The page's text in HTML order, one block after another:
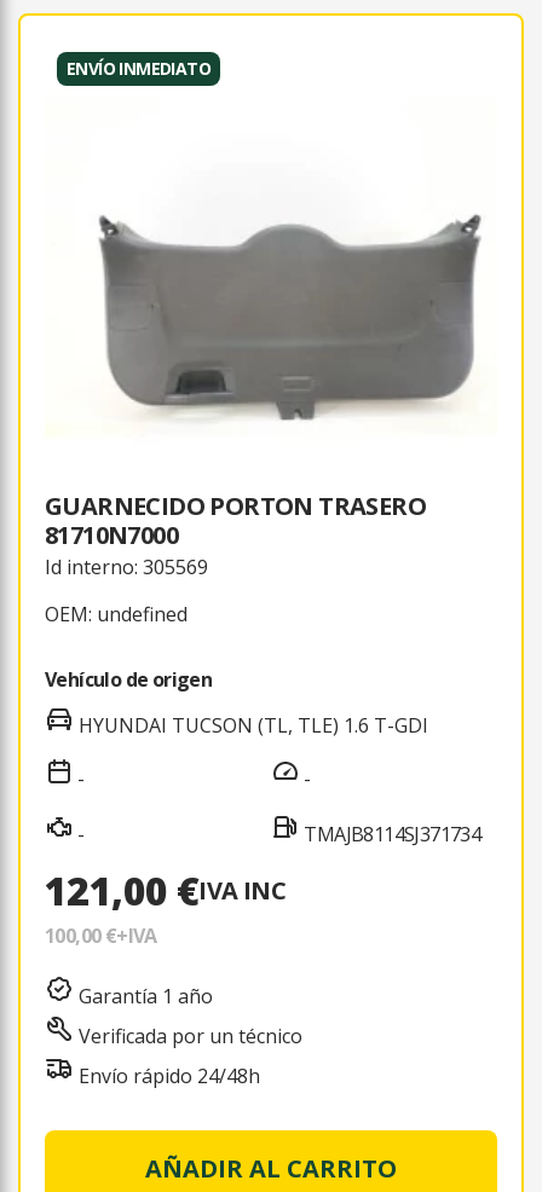
ENVÍO INMEDIATO
GUARNECIDO PORTON TRASERO
81710N7000
Id interno: 305569
OEM: undefined
Vehículo de origen
HYUNDAI TUCSON (TL, TLE) 1.6 T-GDI
-
-
-
TMAJB8114SJ371734
121,00 €IVA INC
100,00 €+IVA
Garantía 1 año
Verificada por un técnico
Envío rápido 24/48h
AÑADIR AL CARRITO